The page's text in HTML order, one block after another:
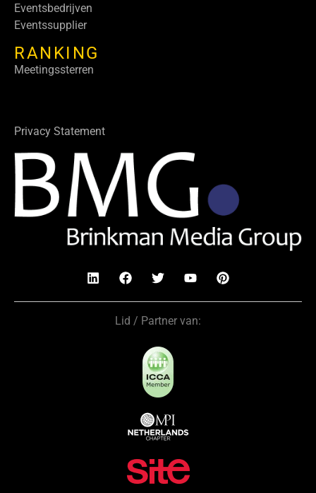
Eventsbedrijven
Eventssupplier
RANKING
Meetingssterren
Privacy Statement
Lid / Partner van: